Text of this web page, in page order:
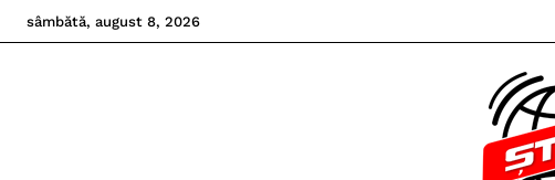
sâmbătă, august 8, 2026